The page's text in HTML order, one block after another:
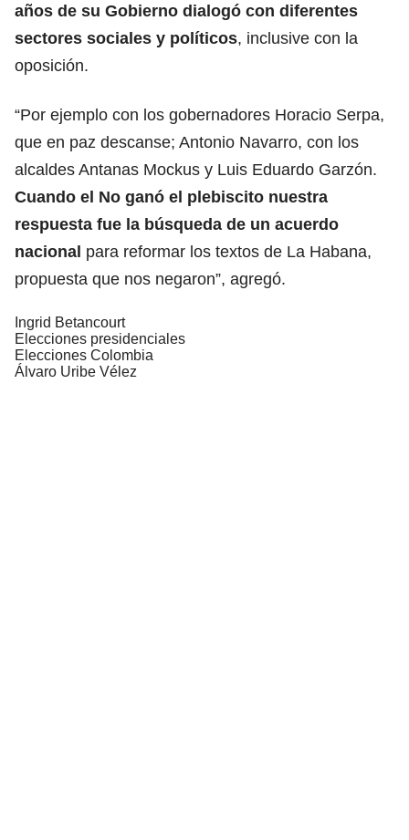
años de su Gobierno dialogó con diferentes
sectores sociales y políticos, inclusive con la
oposición.
“Por ejemplo con los gobernadores Horacio Serpa,
que en paz descanse; Antonio Navarro, con los
alcaldes Antanas Mockus y Luis Eduardo Garzón.
Cuando el No ganó el plebiscito nuestra
respuesta fue la búsqueda de un acuerdo
nacional para reformar los textos de La Habana,
propuesta que nos negaron”, agregó.
Ingrid Betancourt
Elecciones presidenciales
Elecciones Colombia
Álvaro Uribe Vélez